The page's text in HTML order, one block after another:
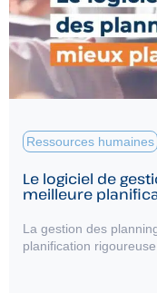
Ressources humaines
Le logiciel de
meilleure
La gestion des
planification